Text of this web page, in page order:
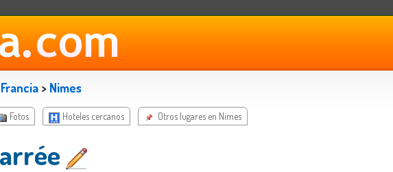
Francia > Nimes
Fotos Hoteles cercanos Otros lugares en Nimes